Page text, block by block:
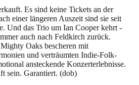
Es sind keine Tickets an der
einer längeren Auszeit sind sie seit
Und das Trio um Ian Cooper kehrt -
auch nach Feldkirch zurück.
Oaks bescheren mit
und verträumten Indie-Folk-
ansteckende Konzerterlebnisse.
sein. Garantiert. (dob)